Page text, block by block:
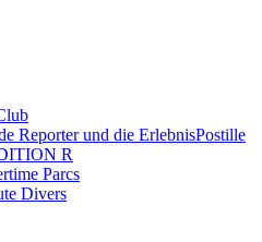
Reporter und die ErlebnisPostille
R
Parcs
Divers